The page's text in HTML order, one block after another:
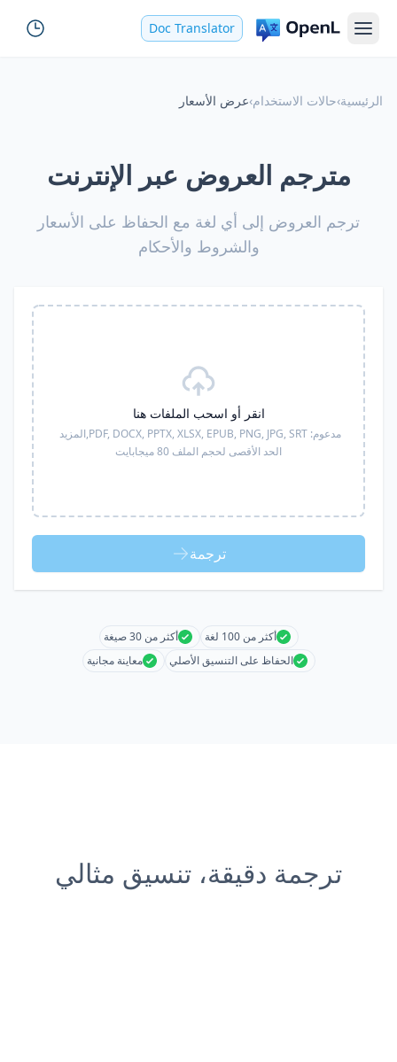
Doc Translator
الرئيسية›حالات الاستخدام›عرض الأسعار
مترجم العروض عبر الإنترنت
ترجم العروض إلى أي لغة مع الحفاظ على الأسعار
والشروط والأحكام
انقر أو اسحب الملفات هنا
مدعوم: PDF, DOCX, PPTX, XLSX, EPUB, PNG, JPG, SRT, المزيد
الحد الأقصى لحجم الملف 80 ميجابايت
ترجمة
أكثر من 100 لغة
أكثر من 30 صيغة
الحفاظ على التنسيق الأصلي
معاينة مجانية
ترجمة دقيقة، تنسيق مثالي